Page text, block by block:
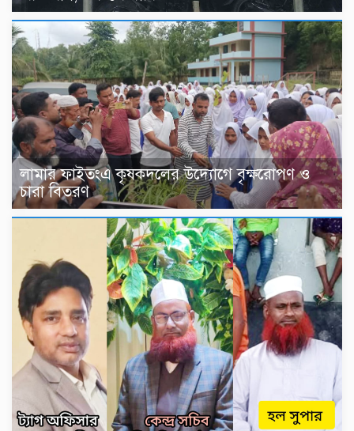
লামার ফাইতংএ কৃষকদলের উদ্যোগে বৃক্ষরোপণ ও
চারা বিতরণ